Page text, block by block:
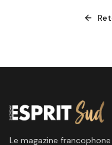
Le magazine